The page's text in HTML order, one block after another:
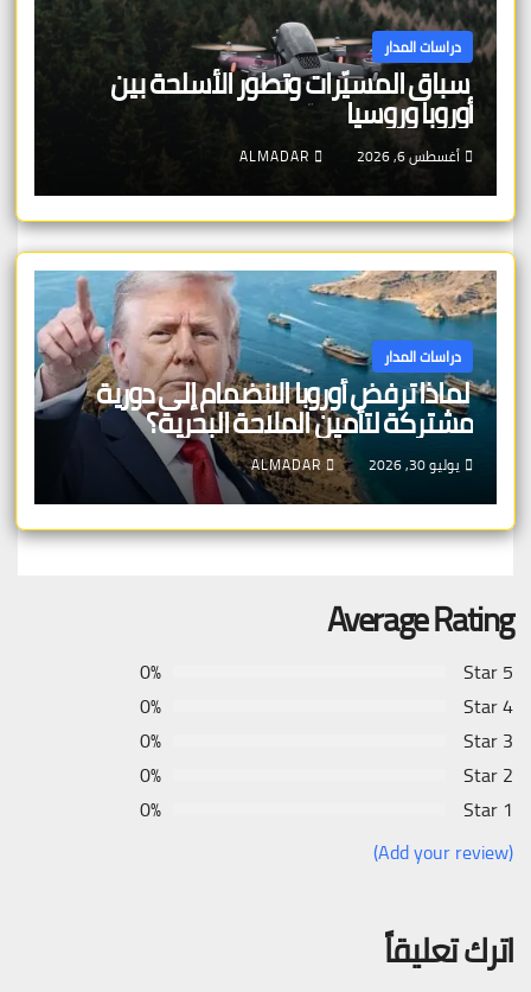
دراسات المدار
سباق المسيّرات وتطور الأسلحة بين
أوروبا وروسيا
أغسطس 6, 2026 ALMADAR
دراسات المدار
لماذا ترفض أوروبا الانضمام إلى دورية
مشتركة لتأمين الملاحة البحرية؟
يوليو 30, 2026 ALMADAR
Average Rating
5 Star
0%
4 Star
0%
3 Star
0%
2 Star
0%
1 Star
0%
(Add your review)
اترك تعليقاً